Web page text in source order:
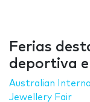
Ferias
deportiva
Australian
Jewellery Fair